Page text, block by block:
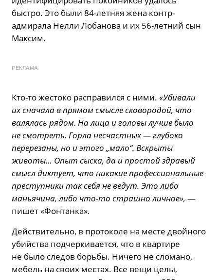
быстро. Это были 84-летняя жена контр-
адмирала Нелли Лобанова и их 56-летний сын
Максим.
РЕКЛАМА
Кто-то жестоко расправился с ними. «Убивали
их сначала в прямом смысле сковородой, что
валялась рядом. На лица и головы лучше было
не смотреть. Горла несчастных — глубоко
перерезаны, но и этого „мало“. Вскрыты
животы… Опыт сыска, да и простой здравый
смысл диктует, что никакие профессиональные
преступники так себя не ведут. Это либо
маньячина, либо что-то страшно личное», —
пишет «Фонтанка».
Действительно, в протоколе на месте двойного
убийства подчеркивается, что в квартире
не было следов борьбы. Ничего не сломано,
мебель на своих местах. Все вещи целы,